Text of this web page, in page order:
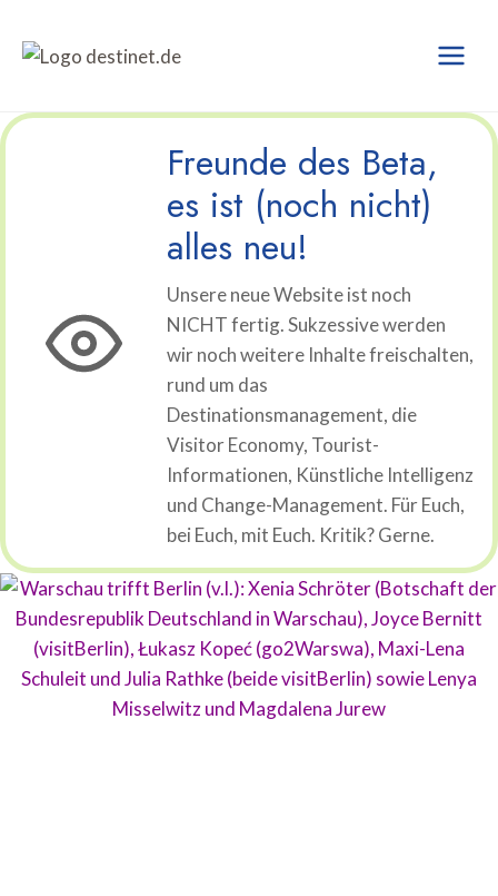
Inhalt
springen
Freunde des Beta,
es ist (noch nicht)
alles neu!
Unsere neue Website ist noch
NICHT fertig. Sukzessive werden
wir noch weitere Inhalte freischalten,
rund um das
Destinationsmanagement, die
Visitor Economy, Tourist-
Informationen, Künstliche Intelligenz
und Change-Management. Für Euch,
bei Euch, mit Euch. Kritik? Gerne.